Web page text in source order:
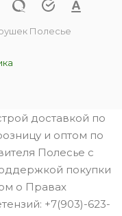
Полесье
доставкой по
и оптом по
Полесье с
покупки
о Правах
+7(903)-623-